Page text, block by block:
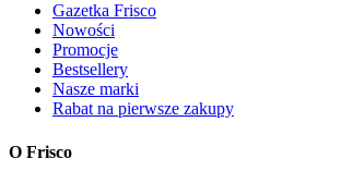
Gazetka Frisco
Nowości
Promocje
Bestsellery
Nasze marki
Rabat na pierwsze zakupy
O Frisco